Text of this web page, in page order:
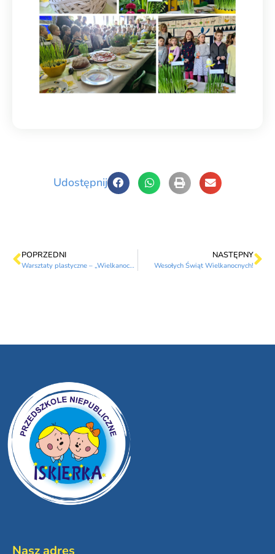
Udostępnij
POPRZEDNI
Warsztaty plastyczne – „Wielkanocne pisanki”
NASTĘPNY
Wesołych Świąt Wielkanocnych!